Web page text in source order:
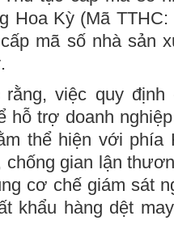
Hoa Kỳ (Mã
mã số nhà sản
việc quy
hỗ trợ doanh
thể hiện với
chống gian lận
cơ chế giám sát
khẩu hàng dệt